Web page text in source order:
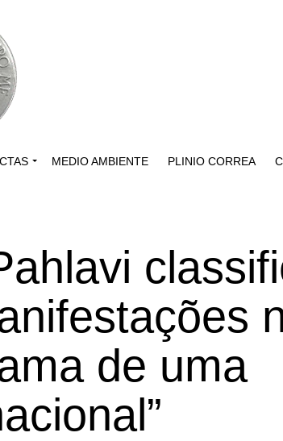
MEDIO AMBIENTE PLINIO CORREA
de uma